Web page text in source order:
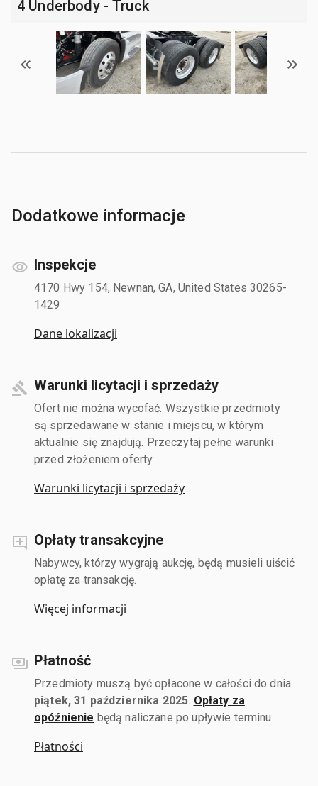
4 Underbody - Truck
Dodatkowe informacje
Inspekcje
4170 Hwy 154, Newnan, GA, United States 30265-
1429
Dane lokalizacji
Warunki licytacji i sprzedaży
Ofert nie można wycofać. Wszystkie przedmioty
są sprzedawane w stanie i miejscu, w którym
aktualnie się znajdują. Przeczytaj pełne warunki
przed złożeniem oferty.
Warunki licytacji i sprzedaży
Opłaty transakcyjne
Nabywcy, którzy wygrają aukcję, będą musieli uiścić
opłatę za transakcję.
Więcej informacji
Płatność
Przedmioty muszą być opłacone w całości do dnia
piątek, 31 października 2025 Opłaty za
opóźnienie będą naliczane po upływie terminu.
Płatności